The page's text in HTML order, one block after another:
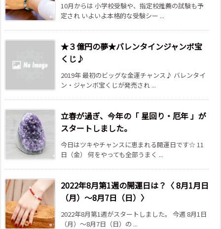
10月からは 小学校受験や、指定校推薦の試験も予
定され いよいよ本格的な受験シー ...
★３億円の夢★バレンタインジャンボ宝
くじ♪
2019年 最初のビッグな金運チャンス♪ バレンタイ
ン・ジャンボ宝くじが発売され ...
立春が過ぎ、今年の「 星回り・厄年 」が
スタートしました。
今日はツキやチャンスに恵まれる開運日です☆ 11
日（金） 何をやっても全部うまく ...
2022年8月第1週の開運日は？〈 8月1月日
（月）～8月7日（日）〉
2022年8月第1週がスタートしました。 今週 8月1日
（月）～8月7日（日）の ...